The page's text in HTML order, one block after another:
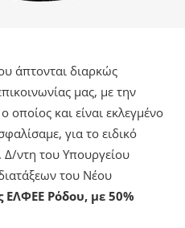
άπτονται διαρκώς
μας, με την
και είναι εκλεγμένο
για το ειδικό
Δ/ντη του Υπουργείου
του Νέου
ΕΛΦΕΕ Ρόδου, με 50%